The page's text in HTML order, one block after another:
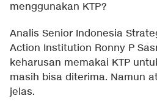
menggunakan KTP?
Analis Senior Indonesia
Action Institution Ronny P
keharusan memakai KTP
masih bisa diterima. Namun
jelas.